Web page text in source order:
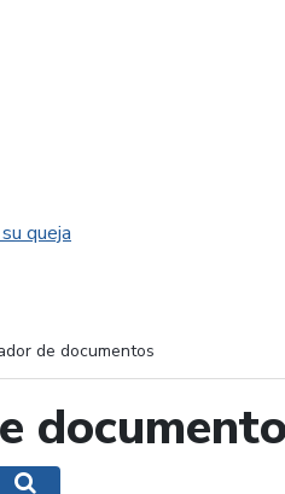
queja
de documentos
Mostrar opciones de búsqueda